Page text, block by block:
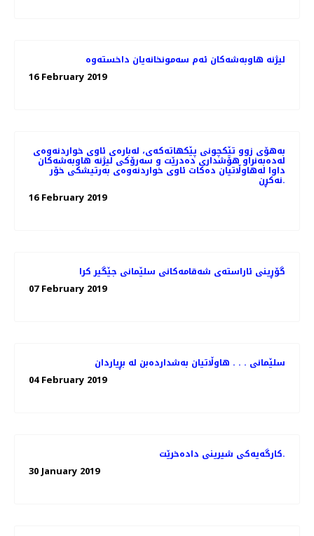
16 February 2019
به‌هۆی زوو تێكچونی پێكهاته‌كه‌ی، لەبارەی ئاوی خواردنەوەی
له‌ده‌به‌نراو هۆشداری دەدرێت و سه‌رۆكی لیژنه هاوبه‌شه‌كان
داوا له‌هاوڵاتیان ده‌كات ئاوی خواردنه‌وه‌ی به‌رتیشكی خۆر
نه‌كڕن.
16 February 2019
گۆڕینی ئاراسته‌ی شه‌قامه‌كانی سلێمانی جێگیر كرا
07 February 2019
سلێمانی . . . هاوڵاتیان به‌شدارده‌بن له‌ بڕیاردان
04 February 2019
کارگەیەکی شیرینی دادەخرێت.
30 January 2019